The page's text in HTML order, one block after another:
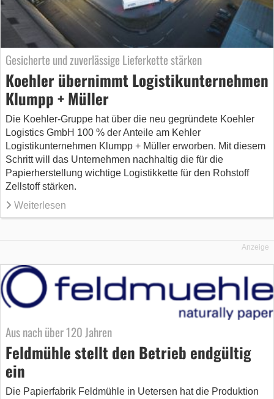
Gesicherte und zuverlässige Lieferkette stärken
Koehler übernimmt Logistikunternehmen
Klumpp + Müller
Die Koehler-Gruppe hat über die neu gegründete Koehler
Logistics GmbH 100 % der Anteile am Kehler
Logistikunternehmen Klumpp + Müller erworben. Mit diesem
Schritt will das Unternehmen nachhaltig die für die
Papierherstellung wichtige Logistikkette für den Rohstoff
Zellstoff stärken.
Weiterlesen
Anzeige
Aus nach über 120 Jahren
Feldmühle stellt den Betrieb endgültig
ein
Die Papierfabrik Feldmühle in Uetersen hat die Produktion